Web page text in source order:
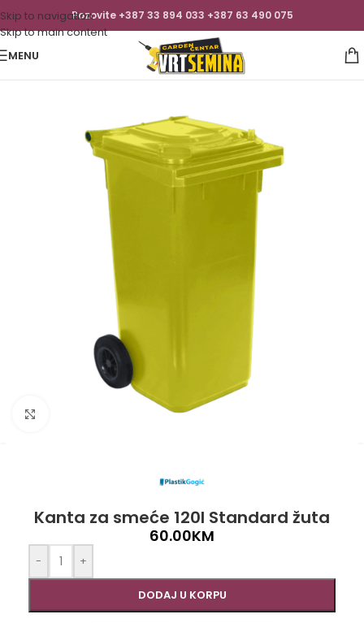
Skip to navigation
Skip to main content
Pozovite +387 33 894 033 +387 63 490 075
MENU
Kanta za smeće 120l Standard žuta
60.00KM
- +
DODAJ U KORPU